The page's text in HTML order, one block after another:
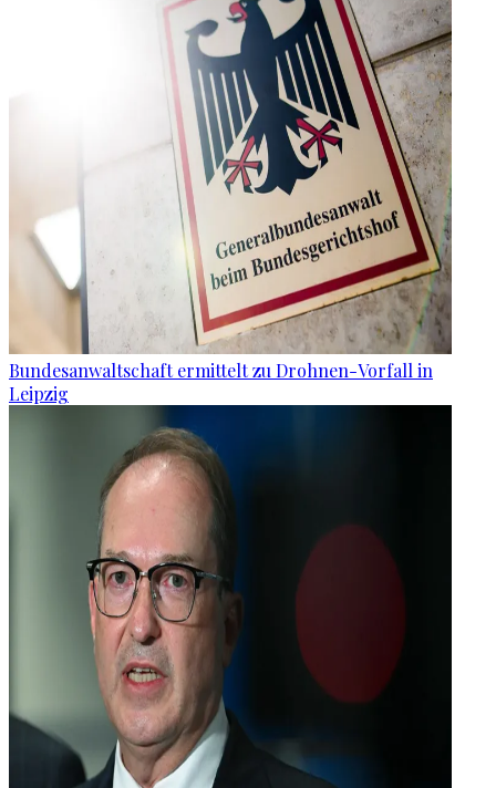
Bundesanwaltschaft ermittelt zu Drohnen-Vorfall in
Leipzig